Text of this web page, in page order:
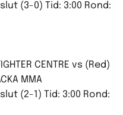
(3-0) Tid: 3:00 Rond:
CENTRE vs (Red)
MMA
(2-1) Tid: 3:00 Rond: